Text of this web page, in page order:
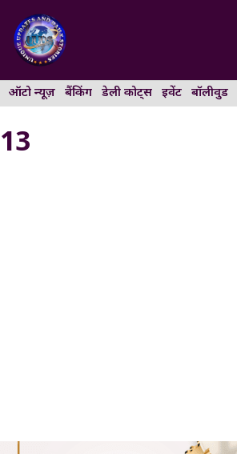
content
ऑटो न्यूज़ बैंकिंग डेली कोट्स इवेंट बॉलीवुड
13